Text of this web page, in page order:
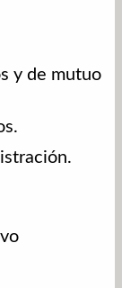
y de mutuo